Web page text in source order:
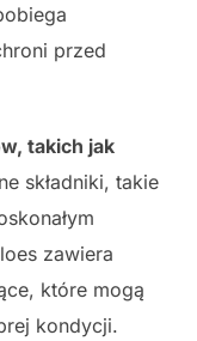
przed
takich jak
składniki, takie
zawiera
które mogą
kondycji.